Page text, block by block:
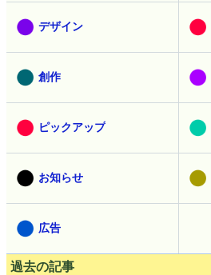
デザイン
創作
ピックアップ
お知らせ
広告
過去の記事